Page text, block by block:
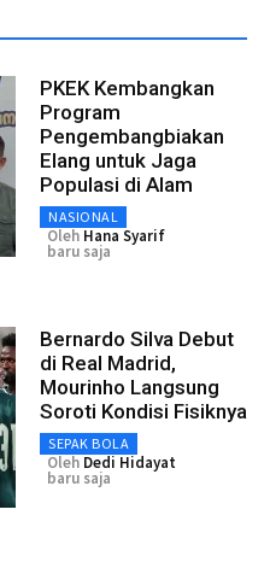
PKEK Kembangkan
Program
Pengembangbiakan
Elang untuk Jaga
Populasi di Alam
NASIONAL
Oleh Hana Syarif
baru saja
Bernardo Silva Debut
di Real Madrid,
Mourinho Langsung
Soroti Kondisi Fisiknya
SEPAK BOLA
Oleh Dedi Hidayat
baru saja